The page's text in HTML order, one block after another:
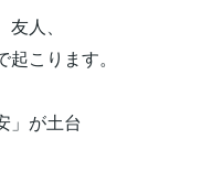
人、
こります。
」が土台